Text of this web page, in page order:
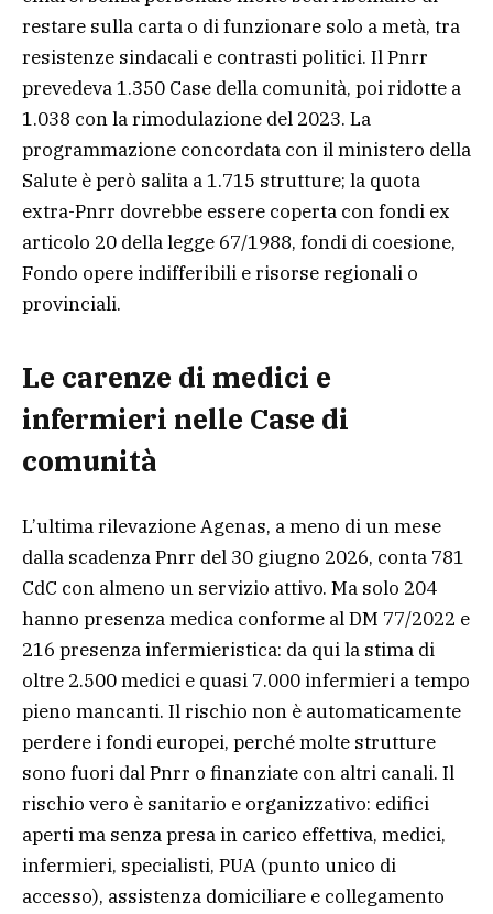
restare sulla carta o di funzionare solo a metà, tra
resistenze sindacali e contrasti politici. Il Pnrr
prevedeva 1.350 Case della comunità, poi ridotte a
1.038 con la rimodulazione del 2023. La
programmazione concordata con il ministero della
Salute è però salita a 1.715 strutture; la quota
extra-Pnrr dovrebbe essere coperta con fondi ex
articolo 20 della legge 67/1988, fondi di coesione,
Fondo opere indifferibili e risorse regionali o
provinciali.
Le carenze di medici e
infermieri nelle Case di
comunità
L’ultima rilevazione Agenas, a meno di un mese
dalla scadenza Pnrr del 30 giugno 2026, conta 781
CdC con almeno un servizio attivo. Ma solo 204
hanno presenza medica conforme al DM 77/2022 e
216 presenza infermieristica: da qui la stima di
oltre 2.500 medici e quasi 7.000 infermieri a tempo
pieno mancanti. Il rischio non è automaticamente
perdere i fondi europei, perché molte strutture
sono fuori dal Pnrr o finanziate con altri canali. Il
rischio vero è sanitario e organizzativo: edifici
aperti ma senza presa in carico effettiva, medici,
infermieri, specialisti, PUA (punto unico di
accesso), assistenza domiciliare e collegamento